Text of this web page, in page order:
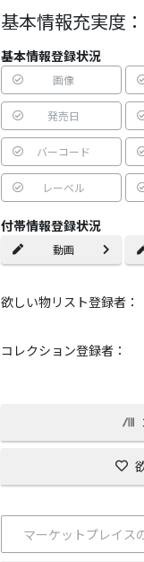
基本情報充実度：
基本情報登録状況
画像
発売日
バーコード
レーベル
付帯情報登録状況
動画
欲しい物リスト登録者：
コレクション登録者：
マーケットプレイス